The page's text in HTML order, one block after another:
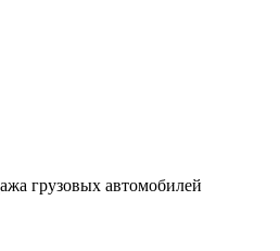
грузовых автомобилей